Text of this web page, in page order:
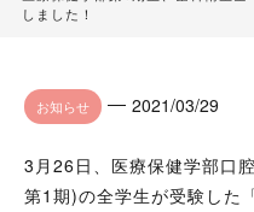
しました！
お知らせ 2021/03/29
3月26日、医療保健学部口
第1期)の全学生が受験した